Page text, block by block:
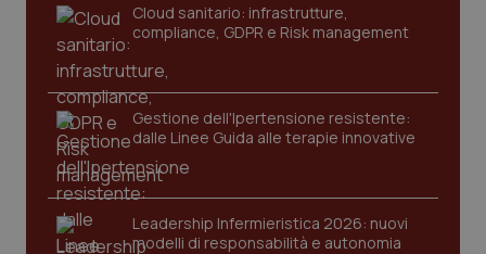
Cloud sanitario: infrastrutture,
compliance, GDPR e Risk management
Gestione dell'Ipertensione resistente:
dalle Linee Guida alle terapie innovative
Leadership Infermieristica 2026: nuovi
modelli di responsabilità e autonomia
protette del sito. Il sito web non è in grado di
funzionare correttamente senza questi cookie.
VISITOR_PRIVACY_METADATA
YouTube